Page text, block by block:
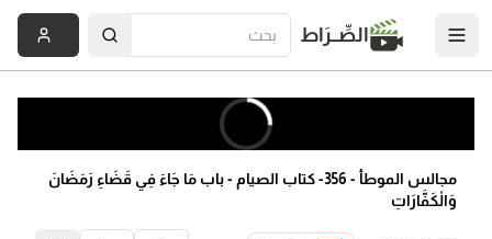
الصِّــرَاط
مجالس الموطأ - 356- كتاب الصيام - باب مَا جَاءَ فِي قَضَاءِ رَمَضَانَ
وَالْكَفَّارَاتِ